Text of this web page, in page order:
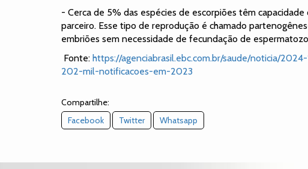
- Cerca de 5% das espécies de escorpiões têm
parceiro. Esse tipo de reprodução é chamado
embriões sem necessidade de fecundação de
Fonte: https://agenciabrasil.ebc.com.br/saude/noticia/
202-mil-notificacoes-em-2023
Compartilhe:
Facebook
Twitter Whatsapp